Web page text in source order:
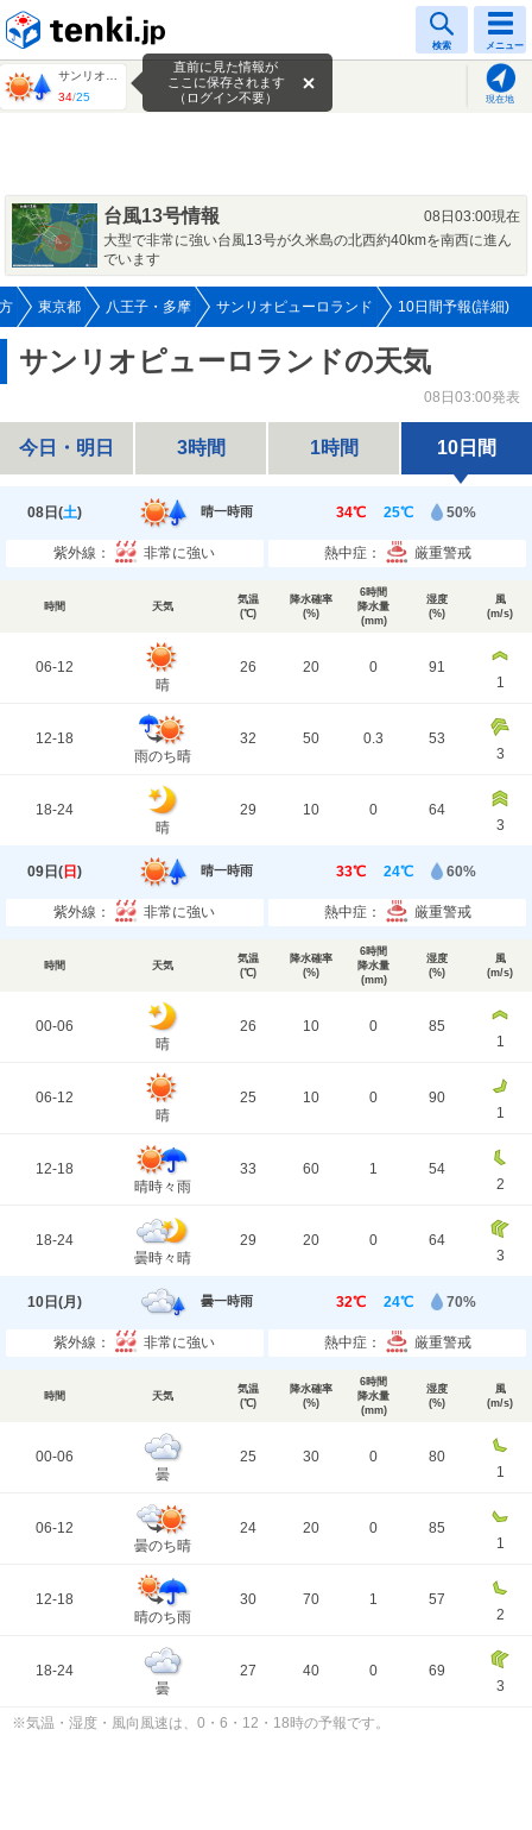
検索 メニュー
34/25 現在地
直前に見た情報が
ここに保存されます
（ログイン不要）
台風13号情報
08日03:00現在
大型で非常に強い台風13号が久米島の北西約40kmを南西に進ん
でいます
東京都 八王子・多摩 サンリオピューロランド 10日間予報(詳細)
サンリオピューロランドの天気
08日03:00発表
今日・明日 3時間 1時間 10日間
08日(土) 晴一時雨 34℃ 25℃ 50%
紫外線： 非常に強い 熱中症： 厳重警戒
時間 天気
気温
(℃)
降水確率
(%)
6時間
降水量
(mm)
湿度
(%)
風
(m/s)
06-12
晴
26 20 0
91
1
12-18
雨のち晴
32 50 0.3
53
3
18-24
晴
29 10 0
64
3
09日(日 ) 晴一時雨 33℃ 24℃ 60%
紫外線： 非常に強い 熱中症： 厳重警戒
時間 天気
気温
(℃)
降水確率
(%)
6時間
降水量
(mm)
湿度
(%)
風
(m/s)
00-06
晴
26 10 0
85
1
06-12
晴
25 10 0
90
1
12-18
晴時々雨
33 60 1
54
2
18-24
曇時々晴
29 20 0
64
3
10日(月 ) 曇一時雨 32℃ 24℃ 70%
紫外線： 非常に強い 熱中症： 厳重警戒
時間 天気
気温
(℃)
降水確率
(%)
6時間
降水量
(mm)
湿度
(%)
風
(m/s)
00-06
曇
25 30 0
80
1
06-12
曇のち晴
24 20 0
85
1
12-18
晴のち雨
30 70 1
57
2
18-24
曇
27 40 0
69
3
※気温・湿度・風向風速は、0・6・12・18時の予報です。